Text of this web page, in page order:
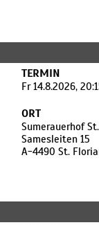
TERMIN
Fr 14.8.2026,
ORT
Sumerauerhof
Samesleiten 15
A-4490 St.